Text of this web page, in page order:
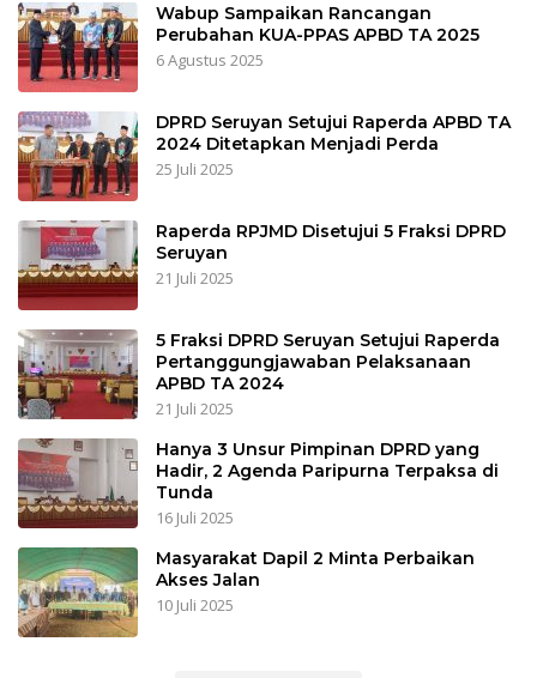
Wabup Sampaikan Rancangan
Perubahan KUA-PPAS APBD TA 2025
6 Agustus 2025
DPRD Seruyan Setujui Raperda APBD TA
2024 Ditetapkan Menjadi Perda
25 Juli 2025
Raperda RPJMD Disetujui 5 Fraksi DPRD
Seruyan
21 Juli 2025
5 Fraksi DPRD Seruyan Setujui Raperda
Pertanggungjawaban Pelaksanaan
APBD TA 2024
21 Juli 2025
Hanya 3 Unsur Pimpinan DPRD yang
Hadir, 2 Agenda Paripurna Terpaksa di
Tunda
16 Juli 2025
Masyarakat Dapil 2 Minta Perbaikan
Akses Jalan
10 Juli 2025